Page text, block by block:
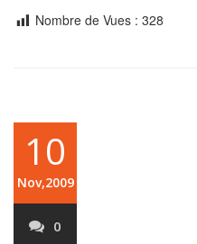
Nombre de Vues : 328
10
Nov,2009
0